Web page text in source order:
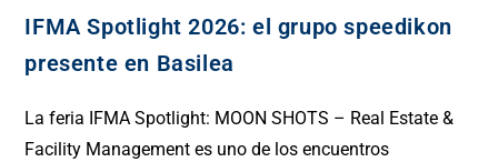
IFMA Spotlight 2026: el grupo speedikon
presente en Basilea
La feria IFMA Spotlight: MOON SHOTS – Real Estate &
Facility Management es uno de los encuentros